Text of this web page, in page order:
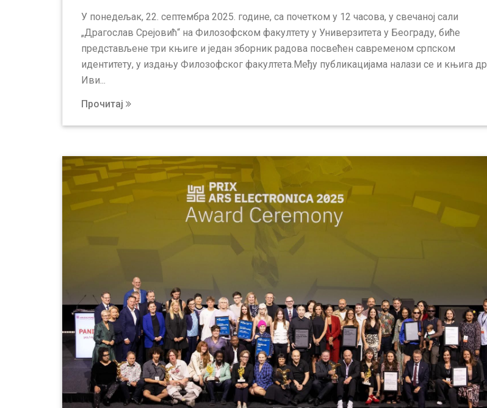
У понедељак, 22. септембра 2025. године, са почетком у 12 часова, у свечаној сали
„Драгослав Срејовић“ на Филозофском факултету у Универзитета у Београду, биће
представљене три књиге и један зборник радова посвећен савременом српском
идентитету, у издању Филозофског факултета.Међу публикацијама налази се и књига др
Иви...
Прочитај